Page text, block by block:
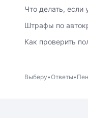
Что делать, если
Штрафы по
Как проверить
Выберу Ответы